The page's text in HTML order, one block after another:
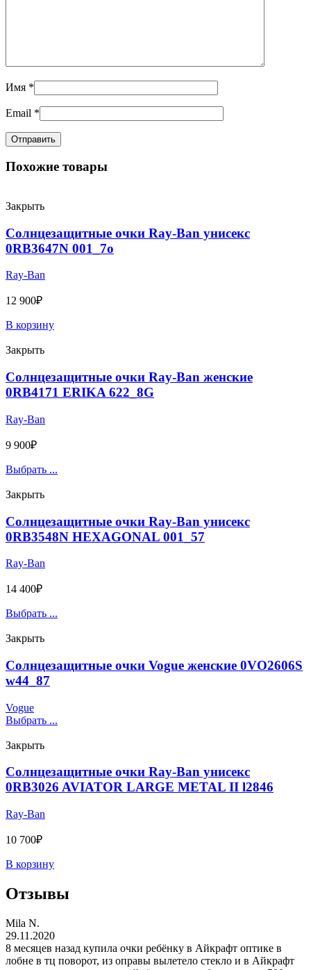
Имя *
Email *
Похожие товары
Закрыть
Солнцезащитные очки Ray-Ban унисекс
0RB3647N 001_7o
Ray-Ban
12 900₽
В корзину
Закрыть
Солнцезащитные очки Ray-Ban женские
0RB4171 ERIKA 622_8G
Ray-Ban
9 900₽
Выбрать ...
Закрыть
Солнцезащитные очки Ray-Ban унисекс
0RB3548N HEXAGONAL 001_57
Ray-Ban
14 400₽
Выбрать ...
Закрыть
Солнцезащитные очки Vogue женские 0VO2606S
w44_87
Vogue
Выбрать ...
Закрыть
Солнцезащитные очки Ray-Ban унисекс
0RB3026 AVIATOR LARGE METAL II l2846
Ray-Ban
10 700₽
В корзину
Отзывы
Mila N.
29.11.2020
8 месяцев назад купила очки ребёнку в Айкрафт оптике в
лобне в тц поворот, из оправы вылетело стекло и в Айкрафт